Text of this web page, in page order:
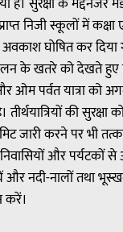
निजी स्कूलों में
अवकाश घोषित कर
के खतरे को देखते हुए
ओम पर्वत यात्रा को
की सुरक्षा
जारी करने पर भी
और पर्यटकों
नदी-नालों तथा